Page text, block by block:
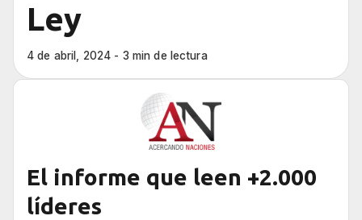
Ley
4 de abril, 2024 - 3 min de lectura
El informe que leen +2.000
líderes